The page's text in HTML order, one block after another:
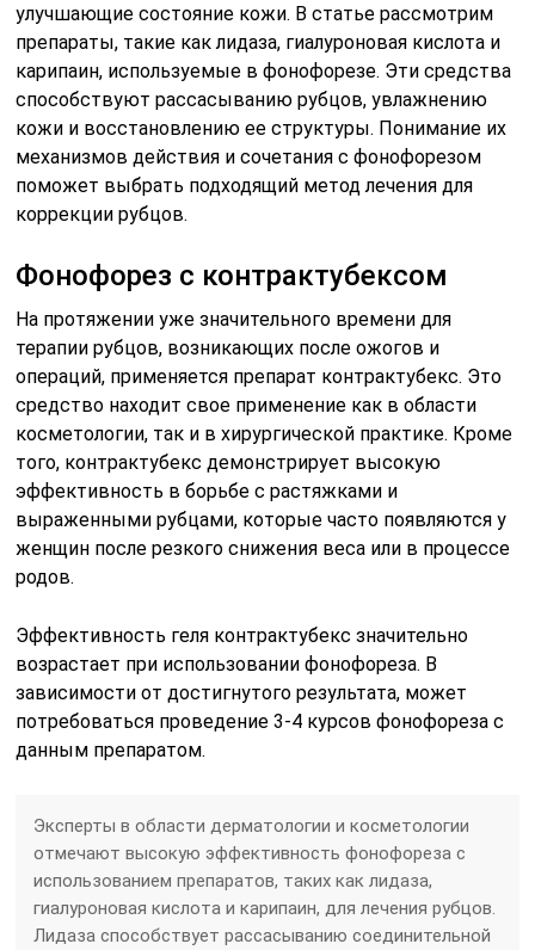
улучшающие состояние кожи. В статье рассмотрим
препараты, такие как лидаза, гиалуроновая кислота и
карипаин, используемые в фонофорезе. Эти средства
способствуют рассасыванию рубцов, увлажнению
кожи и восстановлению ее структуры. Понимание их
механизмов действия и сочетания с фонофорезом
поможет выбрать подходящий метод лечения для
коррекции рубцов.
Фонофорез с контрактубексом
На протяжении уже значительного времени для
терапии рубцов, возникающих после ожогов и
операций, применяется препарат контрактубекс. Это
средство находит свое применение как в области
косметологии, так и в хирургической практике. Кроме
того, контрактубекс демонстрирует высокую
эффективность в борьбе с растяжками и
выраженными рубцами, которые часто появляются у
женщин после резкого снижения веса или в процессе
родов.
Эффективность геля контрактубекс значительно
возрастает при использовании фонофореза. В
зависимости от достигнутого результата, может
потребоваться проведение 3-4 курсов фонофореза с
данным препаратом.
Эксперты в области дерматологии и косметологии
отмечают высокую эффективность фонофореза с
использованием препаратов, таких как лидаза,
гиалуроновая кислота и карипаин, для лечения рубцов.
Лидаза способствует рассасыванию соединительной